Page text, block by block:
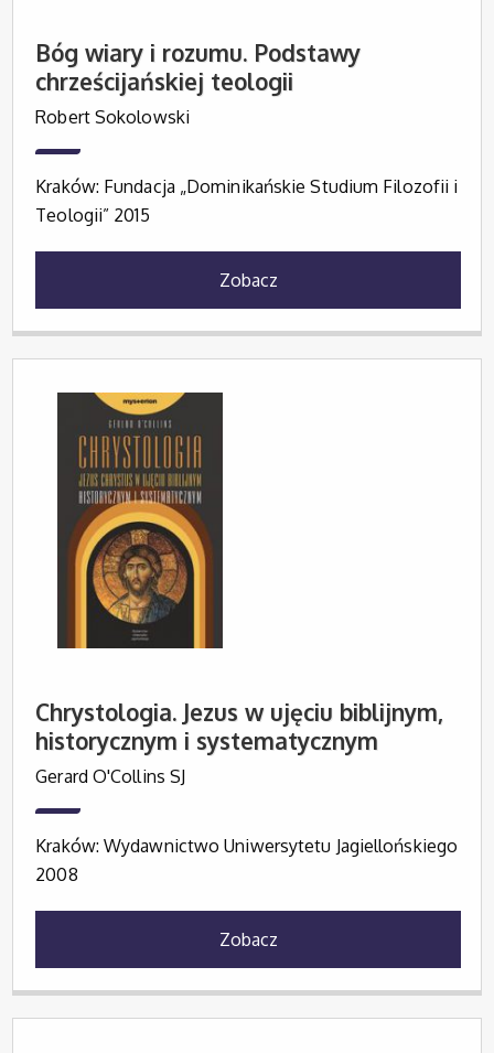
Bóg wiary i rozumu. Podstawy
chrześcijańskiej teologii
Robert Sokolowski
Kraków: Fundacja „Dominikańskie Studium Filozofii i
Teologii” 2015
Zobacz
Chrystologia. Jezus w ujęciu biblijnym,
historycznym i systematycznym
Gerard O'Collins SJ
Kraków: Wydawnictwo Uniwersytetu Jagiellońskiego
2008
Zobacz